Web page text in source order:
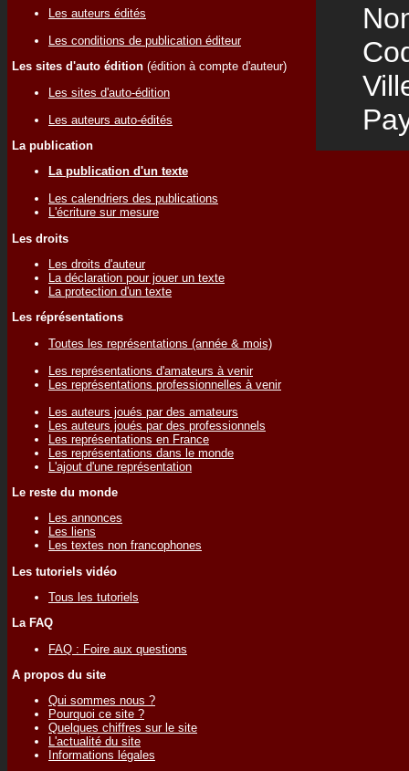
Les auteurs édités
Les conditions de publication éditeur
Les sites d'auto édition (édition à compte d'auteur)
Les sites d'auto-édition
Les auteurs auto-édités
La publication
La publication d'un texte
Les calendriers des publications
L'écriture sur mesure
Les droits
Les droits d'auteur
La déclaration pour jouer un texte
La protection d'un texte
Les réprésentations
Toutes les représentations (année & mois)
Les représentations d'amateurs à venir
Les représentations professionnelles à venir
Les auteurs joués par des amateurs
Les auteurs joués par des professionnels
Les représentations en France
Les représentations dans le monde
L'ajout d'une représentation
Le reste du monde
Les annonces
Les liens
Les textes non francophones
Les tutoriels vidéo
Tous les tutoriels
La FAQ
FAQ : Foire aux questions
A propos du site
Qui sommes nous ?
Pourquoi ce site ?
Quelques chiffres sur le site
L'actualité du site
Informations légales